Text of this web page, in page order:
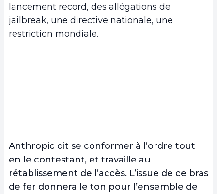
lancement record, des allégations de
jailbreak, une directive nationale, une
restriction mondiale.
Anthropic dit se conformer à l’ordre tout
en le contestant, et travaille au
rétablissement de l’accès. L’issue de ce bras
de fer donnera le ton pour l’ensemble de